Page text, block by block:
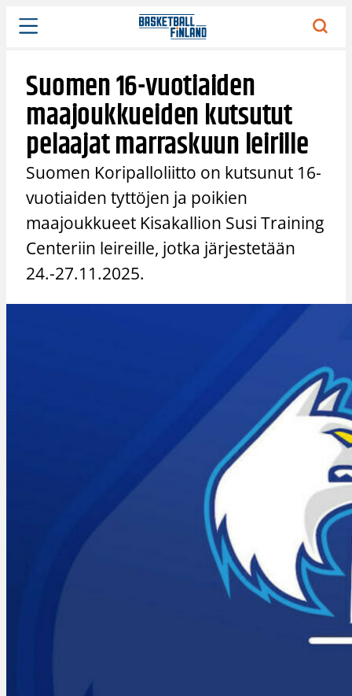
Siirry
sisältöön
Suomen 16-vuotiaiden
maajoukkueiden kutsutut
pelaajat marraskuun leirille
Suomen Koripalloliitto on kutsunut 16-
vuotiaiden tyttöjen ja poikien
maajoukkueet Kisakallion Susi Training
Centeriin leireille, jotka järjestetään
24.-27.11.2025.